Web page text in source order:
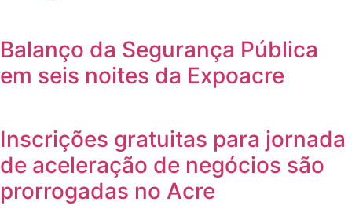
Balanço da Segurança Pública
em seis noites da Expoacre
Inscrições gratuitas para jornada
de aceleração de negócios são
prorrogadas no Acre